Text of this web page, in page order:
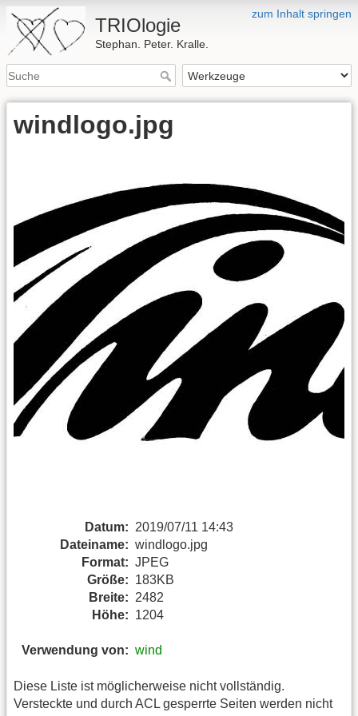
zum Inhalt springen
TRIOlogie
Stephan. Peter. Kralle.
windlogo.jpg
Datum: 2019/07/11 14:43
Dateiname: windlogo.jpg
Format: JPEG
Größe: 183KB
Breite: 2482
Höhe: 1204
Verwendung von: wind
Diese Liste ist möglicherweise nicht vollständig.
Versteckte und durch ACL gesperrte Seiten werden nicht